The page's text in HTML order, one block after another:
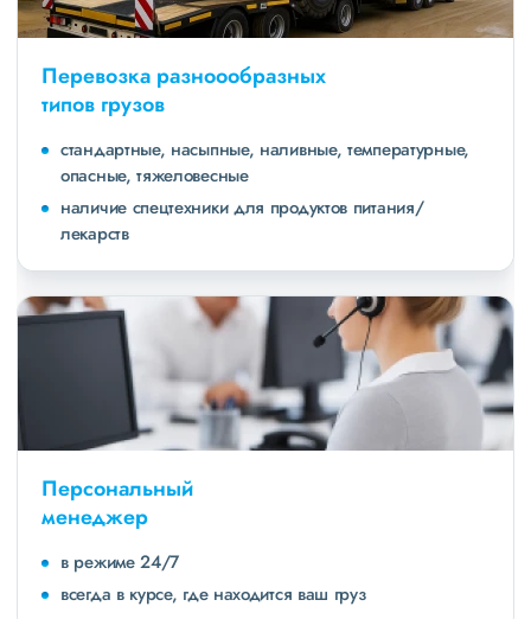
Перевозка разноообразных
типов грузов
стандартные, насыпные, наливные, температурные,
опасные, тяжеловесные
наличие спецтехники для продуктов питания/
лекарств
Персональный
менеджер
в режиме 24/7
всегда в курсе, где находится ваш груз